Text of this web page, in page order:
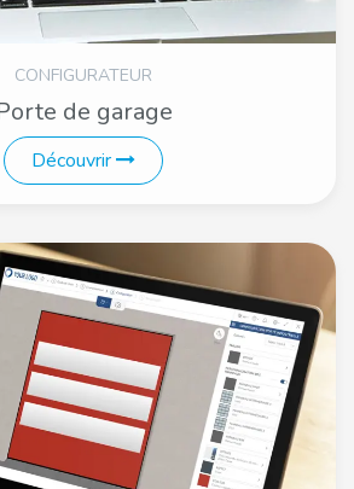
CONFIGURATEUR
de garage
Découvrir